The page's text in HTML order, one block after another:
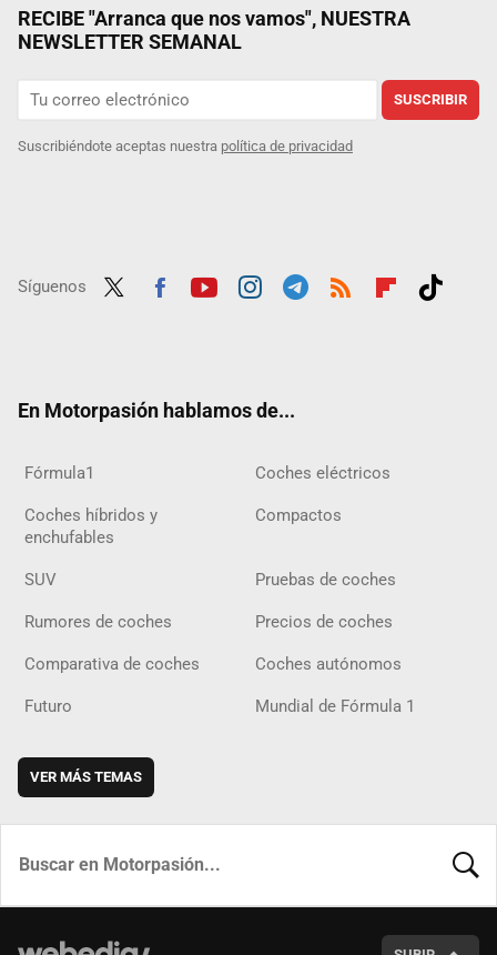
RECIBE "Arranca que nos vamos", NUESTRA
NEWSLETTER SEMANAL
SUSCRIBIR
Suscribiéndote aceptas nuestra política de privacidad
Síguenos
En Motorpasión hablamos de...
Fórmula1 Coches eléctricos
Coches híbridos y
enchufables
Compactos
SUV Pruebas de coches
Rumores de coches Precios de coches
Comparativa de coches Coches autónomos
Futuro Mundial de Fórmula 1
VER MÁS TEMAS